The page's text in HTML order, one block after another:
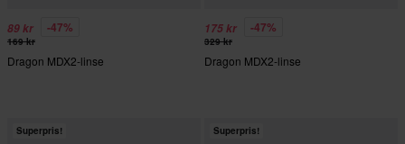
89 kr -47%
169 kr
Dragon MDX2-linse
175 kr -47%
329 kr
Dragon MDX2-linse
Superpris! Superpris!